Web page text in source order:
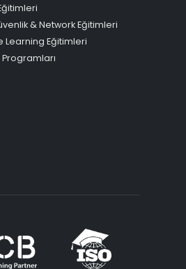
& Network Eğitimleri
Learning Eğitimleri